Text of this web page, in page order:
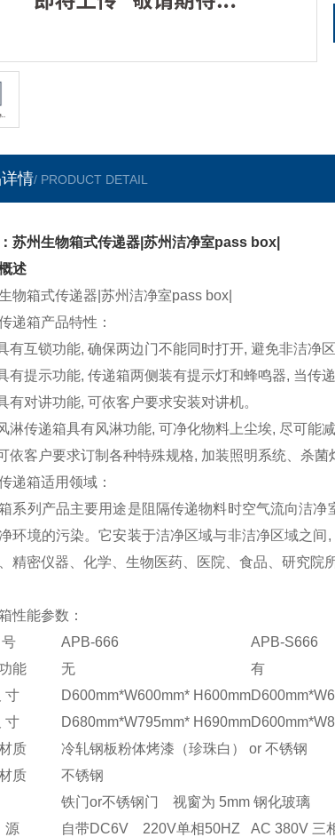
情/ PRODUCT DETAIL
苏州生物箱式传递器|苏州洁净室pass box|
述
物箱式传递器|苏州洁净室pass box|
递箱产品特性：
有互锁功能, 确保两边门不能同时打开, 避免非洁净
有提示功能, 传递箱两侧装有提示灯和蜂鸣器, 当传
有对讲功能, 可依客户要求安装对讲机。
淋传递箱具有风淋功能, 可净化物料上尘埃, 尽可能
依客户要求订制各种特殊规格, 加装照明系统、杀菌
递箱适用领域：
系列产品主要用途是阻隔传递物料时空气流向洁
环境的污染。它安装于洁净区域与非洁净区域之
精密仪器、化学、生物医药、医院、食品、研究院
性能参数：
APB-666
APB-S666
能
无
有
寸
D600mm*W600mm* H600mm
寸
D680mm*W795mm* H690mm
质
冷轧钢板粉体烤漆（珍珠白） or 不锈钢
质
不锈钢
铁门or不锈钢门 视窗为 5mm 钢化玻璃
自带DC6V 220V单相50HZ
AC 380V 三